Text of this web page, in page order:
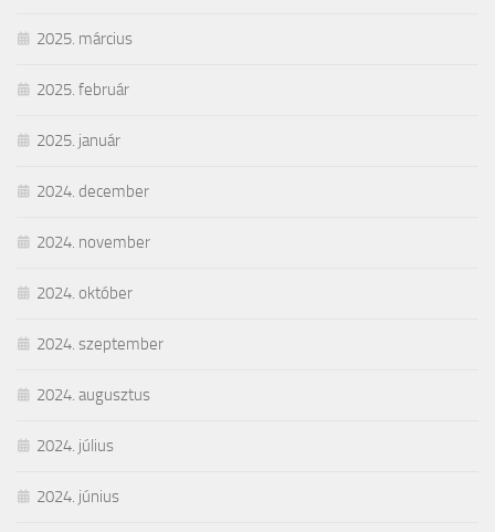
2025. március
2025. február
2025. január
2024. december
2024. november
2024. október
2024. szeptember
2024. augusztus
2024. július
2024. június